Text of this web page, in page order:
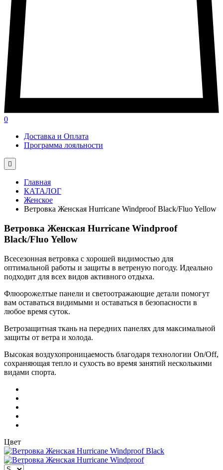
0
Доставка и Оплата
Программа лояльности

Главная
КАТАЛОГ
Женское
Ветровка Женская Hurricane Windproof Black/Fluo Yellow
Ветровка Женская Hurricane Windproof
Black/Fluo Yellow
Всесезонная ветровка с хорошей видимостью для
оптимальной работы и защиты в ветреную погоду. Идеально
подходит для всех видов активного отдыха.
Флюорожелтые панели и светоотражающие детали помогут
вам оставаться видимыми и оставаться в безопасности в
любое время суток.
Ветрозащитная ткань на передних панелях для максимальной
защиты от ветра и холода.
Высокая воздухопроницаемость благодаря технологии On/Off,
сохраняющая тепло и сухость во время занятий несколькими
видами спорта.
Цвет